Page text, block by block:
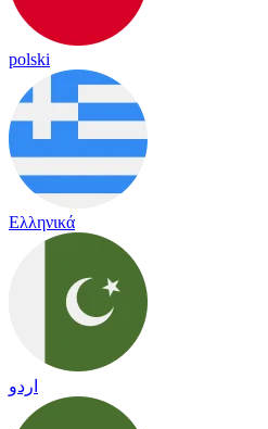
polski
Ελληνικά
اردو